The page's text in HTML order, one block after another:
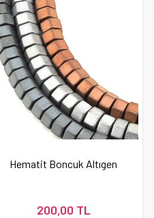
Hematit Boncuk Altıgen
200,00 TL